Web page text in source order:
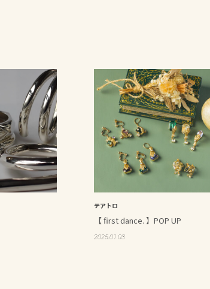
テアトロ
【 first dance. 】POP UP
2025.01.03